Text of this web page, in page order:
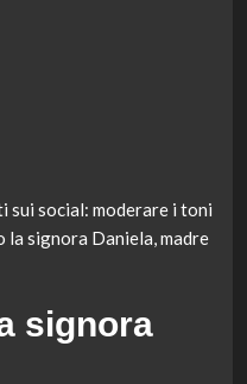
sui social: moderare i toni
la signora Daniela, madre
signora